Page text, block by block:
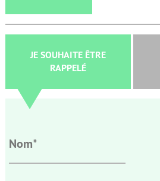
JE SOUHAITE ÊTRE
RAPPELÉ